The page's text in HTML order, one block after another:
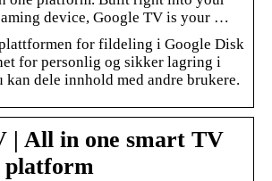
device, Google TV is your …
for fildeling i Google Disk
for personlig og sikker lagring i
kan dele innhold med andre brukere.
| All in one smart TV
platform